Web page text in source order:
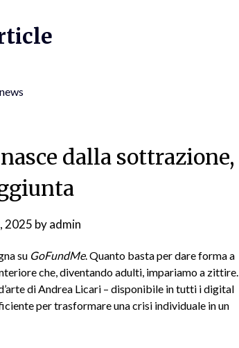
dalla sottrazione,
2025 byadmin
su GoFundMe. Quanto basta per dare forma a
che, diventando adulti, impariamo a zittire.
di Andrea Licari – disponibile in tutti i digital
per trasformare una crisi individuale in un